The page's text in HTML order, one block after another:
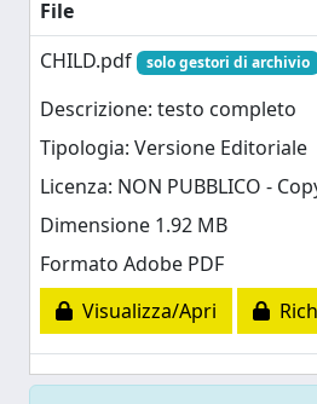
File
CHILD.pdf
solo gestori di archivio
Descrizione: testo completo
Tipologia: Versione Editoriale
Licenza: NON PUBBLICO -
Dimensione 1.92 MB
Formato Adobe PDF
Visualizza/Apri